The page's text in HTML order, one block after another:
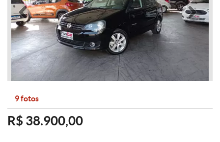
Anterior
9 fotos
R$ 38.900,00